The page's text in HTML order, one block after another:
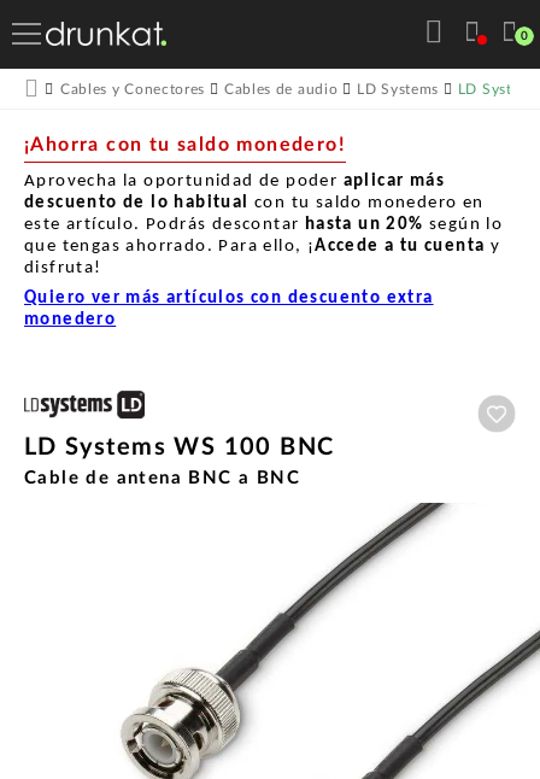
0
Cables y Conectores Cables de audio LD Systems LD
¡Ahorra con tu saldo monedero!
Aprovecha la oportunidad de poder aplicar más
descuento de lo habitual con tu saldo monedero en
este artículo. Podrás descontar hasta un 20% según lo
que tengas ahorrado. Para ello, ¡Accede a tu cuenta y
disfruta!
Quiero ver más artículos con descuento extra
monedero
LD Systems WS 100 BNC
Cable de antena BNC a BNC